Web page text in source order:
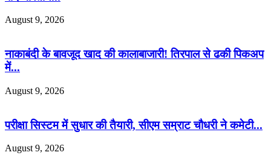
August 9, 2026
नाकाबंदी के बावजूद खाद की कालाबाजारी! तिरपाल से ढकी पिकअप
में...
August 9, 2026
परीक्षा सिस्टम में सुधार की तैयारी, सीएम सम्राट चौधरी ने कमेटी...
August 9, 2026